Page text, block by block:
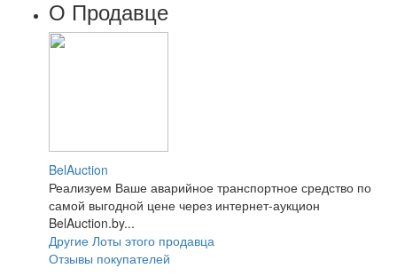
О Продавце
BelAuction
Реализуем Ваше аварийное транспортное средство по
самой выгодной цене через интернет-аукцион
BelAuction.by...
Другие Лоты этого продавца
Отзывы покупателей